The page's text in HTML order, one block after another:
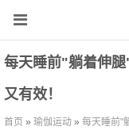
每天睡前"躺着伸
又有效！
首页 » 瑜伽运动 » 每天睡前"